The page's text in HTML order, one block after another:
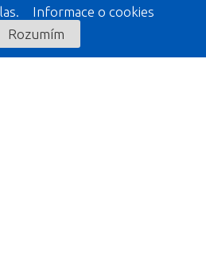
Informace o cookies
Rozumím